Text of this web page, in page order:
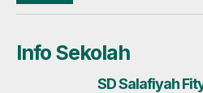
Info Sekolah
SD Salafiyah